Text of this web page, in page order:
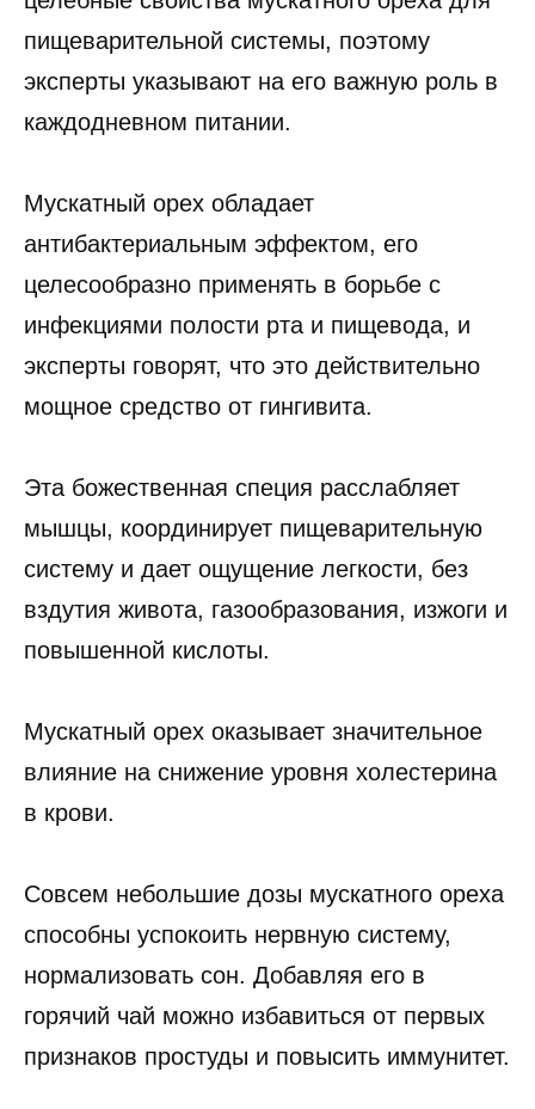
пищеварительной системы, поэтому
эксперты указывают на его важную роль в
каждодневном питании.
Мускатный орех обладает
антибактериальным эффектом, его
целесообразно применять в борьбе с
инфекциями полости рта и пищевода, и
эксперты говорят, что это действительно
мощное средство от гингивита.
Эта божественная специя расслабляет
мышцы, координирует пищеварительную
систему и дает ощущение легкости, без
вздутия живота, газообразования, изжоги и
повышенной кислоты.
Мускатный орех оказывает значительное
влияние на снижение уровня холестерина
в крови.
Совсем небольшие дозы мускатного ореха
способны успокоить нервную систему,
нормализовать сон. Добавляя его в
горячий чай можно избавиться от первых
признаков простуды и повысить иммунитет.